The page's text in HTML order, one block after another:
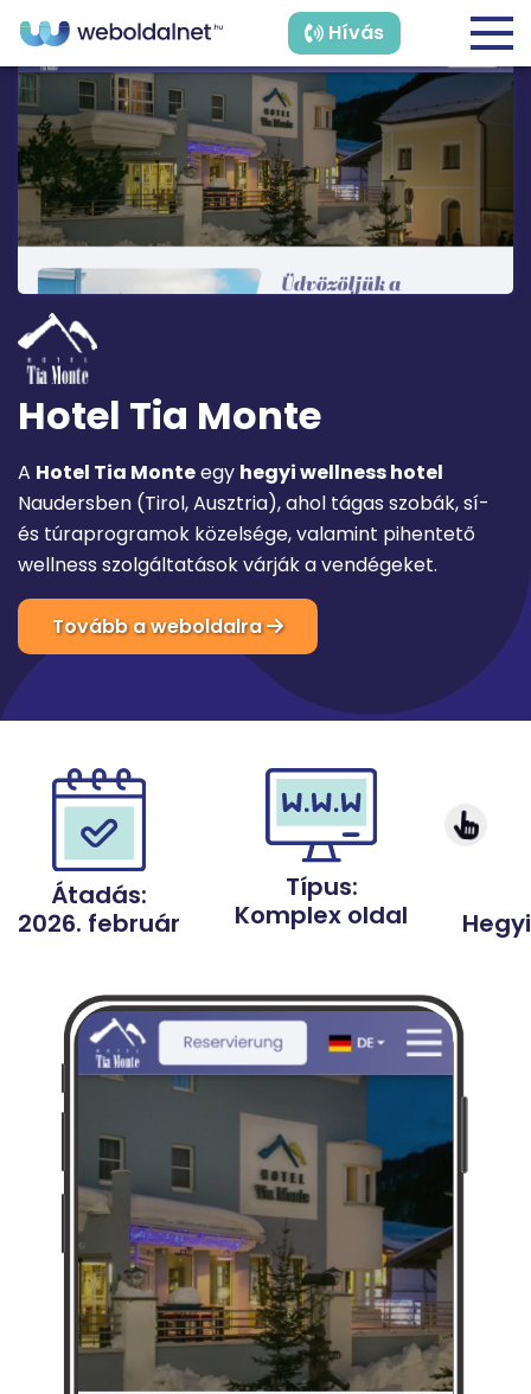
Hívás
Hotel Tia Monte
A Hotel Tia Monteegy hegyi wellness hotel
Naudersben (Tirol, Ausztria), ahol tágas szobák, sí-
és túraprogramok közelsége, valamint pihentető
wellness szolgáltatások várják a vendégeket.
Tovább a weboldalra
Átadás:
2026. február
Típus:
Komplex oldal